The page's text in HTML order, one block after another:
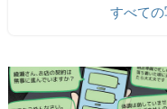
すべての